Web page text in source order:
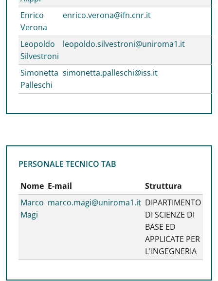
Enrico
Verona
enrico.verona@ifn.cnr.it
Leopoldo
Silvestroni
leopoldo.silvestroni@uniroma1.it
Simonetta
Palleschi
simonetta.palleschi@iss.it
PERSONALE TECNICO TAB
PERSONALE TECNICO TAB
Nome E-mail
Struttura
Marco
Magi
marco.magi@uniroma1.it DIPARTIMENTO
DI SCIENZE DI
BASE ED
APPLICATE PER
L'INGEGNERIA